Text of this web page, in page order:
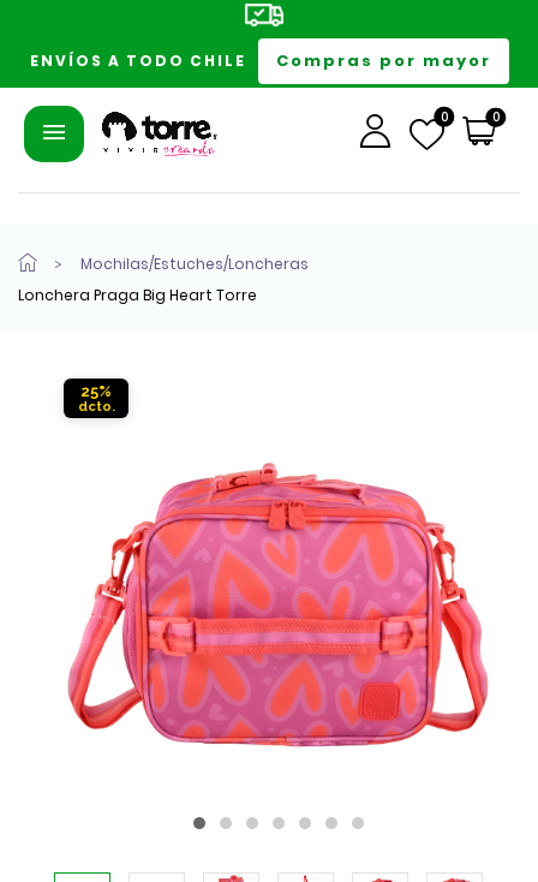
ENVÍOS A TODO CHILE Compras por mayor
0 0
Mochilas/Estuches/Loncheras
Lonchera Praga Big Heart Torre
25%